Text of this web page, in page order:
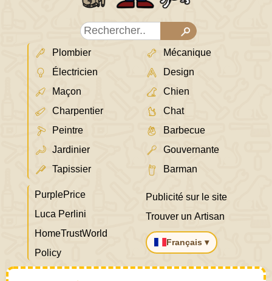
Plombier
Électricien
Maçon
Charpentier
Peintre
Jardinier
Tapissier
Mécanique
Design
Chien
Chat
Barbecue
Gouvernante
Barman
PurplePrice
Luca Perlini
HomeTrustWorld
Policy
Publicité sur le site
Trouver un Artisan
Français ▾